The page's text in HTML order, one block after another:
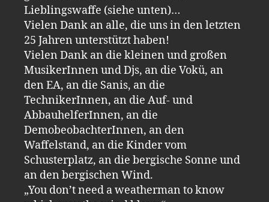
Lieblingswaffe (siehe unten)…
Vielen Dank an alle, die uns in den letzten
25 Jahren unterstützt haben!
Vielen Dank an die kleinen und großen
MusikerInnen und Djs, an die Vokü, an
den EA, an die Sanis, an die
TechnikerInnen, an die Auf- und
AbbauhelferInnen, an die
DemobeobachterInnen, an den
Waffelstand, an die Kinder vom
Schusterplatz, an die bergische Sonne und
an den bergischen Wind.
„You don’t need a weatherman to know